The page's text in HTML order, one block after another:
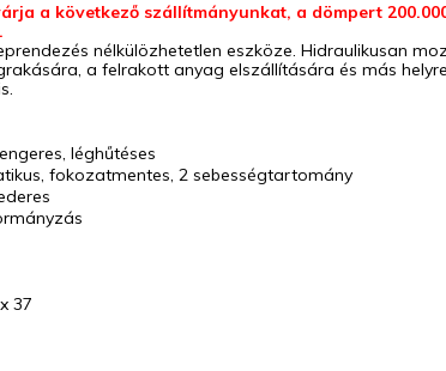
a következő szállítmányunkat, a dömpert
nélkülözhetetlen eszköze. Hidraulikusan
a felrakott anyag elszállítására és más
léghűtéses
fokozatmentes, 2 sebességtartomány
37